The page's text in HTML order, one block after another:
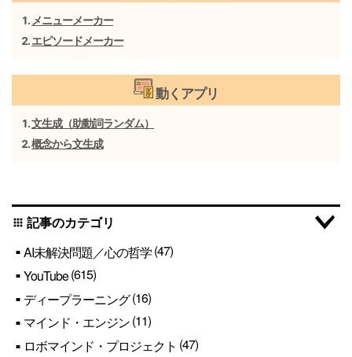
メニューメーカー
エピソードメーカー
動くアプリ
文生成（助動詞ランダム）
概念から文生成
apps 記事のカテゴリ
AI未解決問題／心の哲学(47)
YouTube(615)
ディープラーニング(16)
マインド・エンジン(11)
ロボマインド・プロジェクト (47)